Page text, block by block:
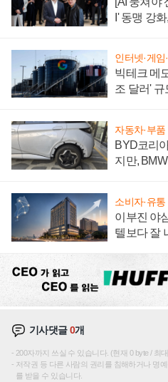
I' 동맹 강
인터넷·게임
빅테크 메
조 달러' 규
자동차·부품
BYD코리
지만,
소비자·유통
이부진 야
텔보다 잘
기사댓글0개
200자까지 쓰실 수 있습니다. (현재 0 byte / 최
저작권 등 다른 사람의 권리를 침해하거나 명
를 받을 수 있습니다.